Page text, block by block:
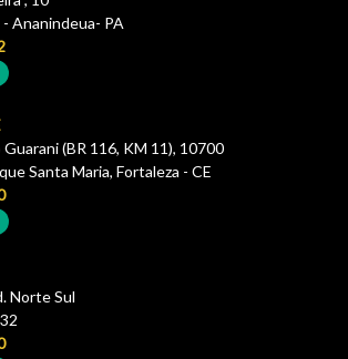
Ananindeua- PA
(BR 116, KM 11), 10700
Santa Maria, Fortaleza - CE
Norte Sul